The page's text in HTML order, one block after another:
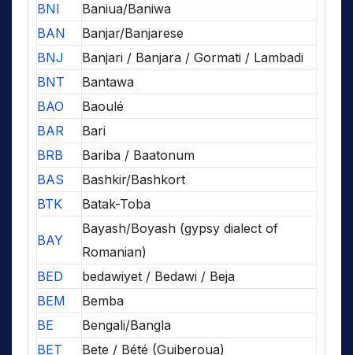
BNI
Baniua/Baniwa
BAN
Banjar/Banjarese
BNJ
Banjari / Banjara / Gormati / Lambadi
BNT
Bantawa
BAO
Baoulé
BAR
Bari
BRB
Bariba / Baatonum
BAS
Bashkir/Bashkort
BTK
Batak-Toba
BAY
Bayash/Boyash (gypsy dialect of
Romanian)
BED
bedawiyet / Bedawi / Beja
BEM
Bemba
BE
Bengali/Bangla
BET
Bete / Bété (Guiberoua)